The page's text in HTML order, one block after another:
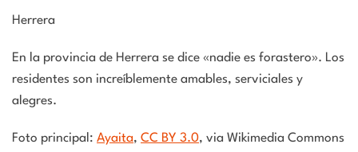
Herrera
En la provincia de Herrera se dice «nadie es forastero». Los
residentes son increíblemente amables, serviciales y
alegres.
Foto principal: Ayaita, CC BY 3.0, via Wikimedia Commons